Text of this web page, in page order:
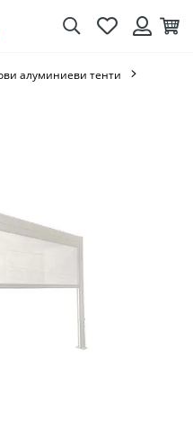
ТърсенеЛюбими
алуминиеви тенти